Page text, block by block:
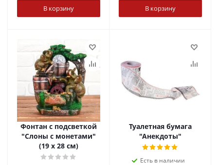
В корзину В корзину
Фонтан с подсветкой
"Слоны с монетами"
(19 х 28 см)
Туалетная бумага
"Анекдоты"
Есть в наличии